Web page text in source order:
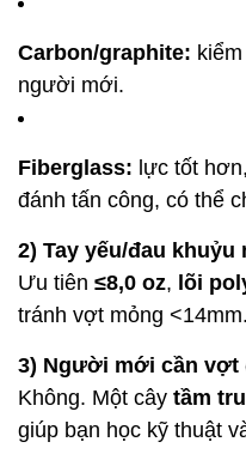
Carbon/graphite:
người mới.
Fiberglass: lực tốt
đánh tấn công, có thể
2) Tay yếu/đau
Ưu tiên ≤8,0 oz, lõi
tránh vợt mỏng <14mm.
3) Người mới cần vợt
Không. Một cây tầm
giúp bạn học kỹ thuật